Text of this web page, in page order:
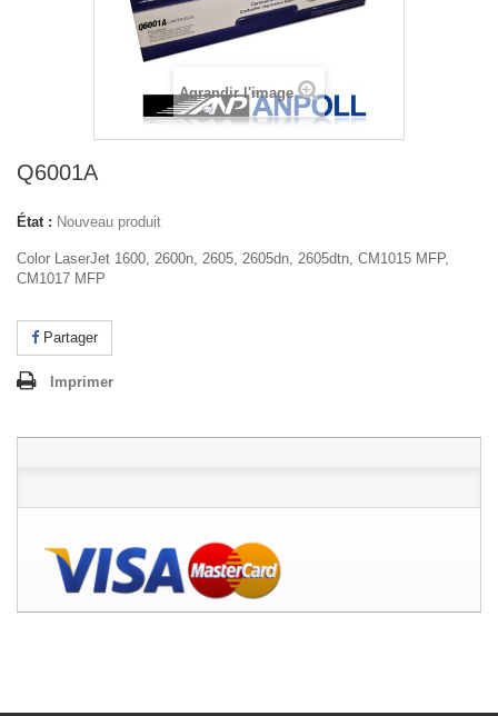
Agrandir l'image
Q6001A
État : Nouveau produit
Color LaserJet 1600, 2600n, 2605, 2605dn, 2605dtn, CM1015 MFP,
CM1017 MFP
Partager
Imprimer